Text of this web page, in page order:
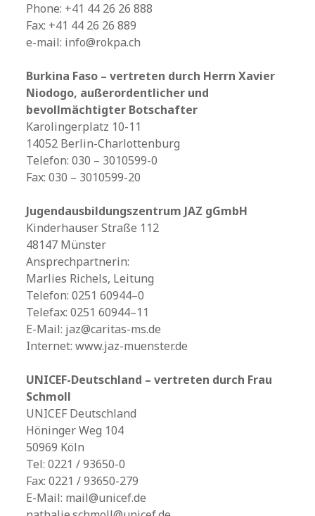
Phone: +41 44 26 26 888
Fax: +41 44 26 26 889
e-mail: info@rokpa.ch
Burkina Faso – vertreten durch Herrn Xavier
Niodogo, außerordentlicher und
bevollmächtigter Botschafter
Karolingerplatz 10-11
14052 Berlin-Charlottenburg
Telefon: 030 – 3010599-0
Fax: 030 – 3010599-20
Jugendausbildungszentrum JAZ gGmbH
Kinderhauser Straße 112
48147 Münster
Ansprechpartnerin:
Marlies Richels, Leitung
Telefon: 0251 60944–0
Telefax: 0251 60944–11
E-Mail: jaz@caritas-ms.de
Internet: www.jaz-muenster.de
UNICEF-Deutschland – vertreten durch Frau
Schmoll
UNICEF Deutschland
Höninger Weg 104
50969 Köln
Tel: 0221 / 93650-0
Fax: 0221 / 93650-279
E-Mail: mail@unicef.de